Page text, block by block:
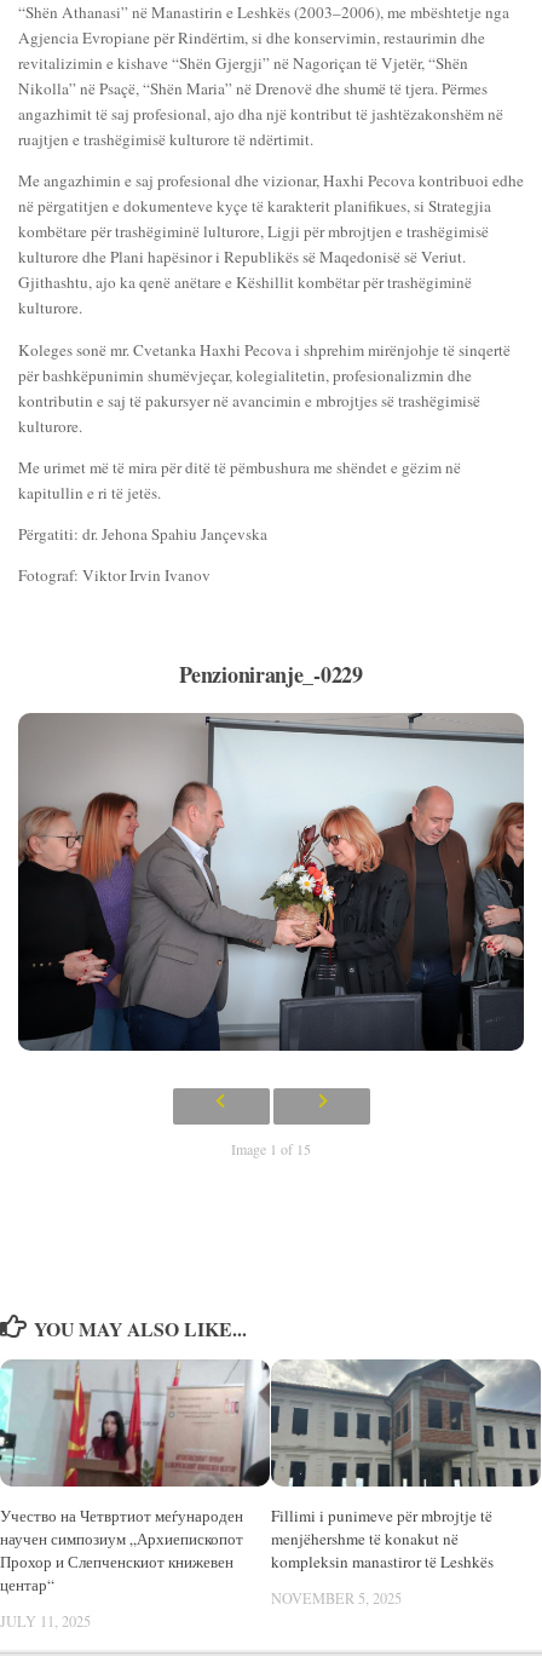
“Shën Athanasi” në Manastirin e Leshkës (2003–2006), me mbështetje nga
Agjencia Evropiane për Rindërtim, si dhe konservimin, restaurimin dhe
revitalizimin e kishave “Shën Gjergji” në Nagoriçan të Vjetër, “Shën
Nikolla” në Psaçë, “Shën Maria” në Drenovë dhe shumë të tjera. Përmes
angazhimit të saj profesional, ajo dha një kontribut të jashtëzakonshëm në
ruajtjen e trashëgimisë kulturore të ndërtimit.
Me angazhimin e saj profesional dhe vizionar, Haxhi Pecova kontribuoi edhe
në përgatitjen e dokumenteve kyçe të karakterit planifikues, si Strategjia
kombëtare për trashëgiminë lulturore, Ligji për mbrojtjen e trashëgimisë
kulturore dhe Plani hapësinor i Republikës së Maqedonisë së Veriut.
Gjithashtu, ajo ka qenë anëtare e Këshillit kombëtar për trashëgiminë
kulturore.
Koleges sonë mr. Cvetanka Haxhi Pecova i shprehim mirënjohje të sinqertë
për bashkëpunimin shumëvjeçar, kolegialitetin, profesionalizmin dhe
kontributin e saj të pakursyer në avancimin e mbrojtjes së trashëgimisë
kulturore.
Me urimet më të mira për ditë të pëmbushura me shëndet e gëzim në
kapitullin e ri të jetës.
Përgatiti: dr. Jehona Spahiu Jançevska
Fotograf: Viktor Irvin Ivanov
Penzioniranje_-0229
Image 1 of 15
YOU MAY ALSO LIKE...
Учество на Четвртиот меѓународен
научен симпозиум „Архиепископот
Прохор и Слепченскиот книжевен
центар“
JULY 11, 2025
Fillimi i punimeve për mbrojtje të
menjëhershme të konakut në
kompleksin manastiror të Leshkës
NOVEMBER 5, 2025